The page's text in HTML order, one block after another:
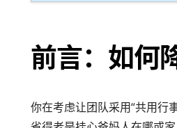
前言：如何
你在考虑让团队采用“共用行